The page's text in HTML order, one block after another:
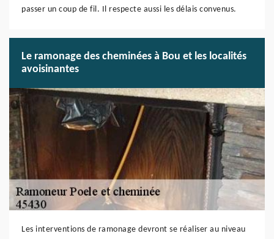
passer un coup de fil. Il respecte aussi les délais convenus.
Le ramonage des cheminées à Bou et les localités
avoisinantes
Les interventions de ramonage devront se réaliser au niveau